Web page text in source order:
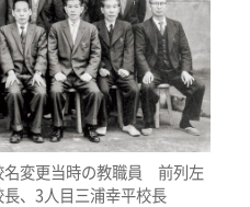
名変更当時の教職員 前列左
、3人目三浦幸平校長